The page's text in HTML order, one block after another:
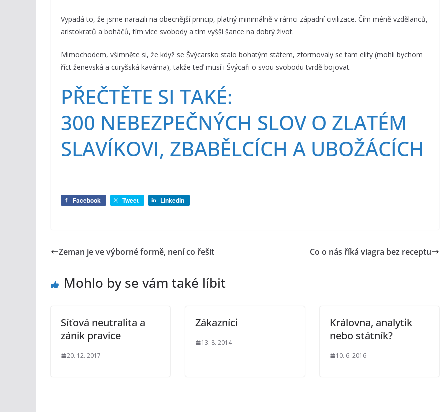
Vypadá to, že jsme narazili na obecnější princip, platný minimálně v rámci západní civilizace. Čím méně vzdělanců,
aristokratů a boháčů, tím více svobody a tím vyšší šance na dobrý život.
Mimochodem, všimněte si, že když se Švýcarsko stalo bohatým státem, zformovaly se tam elity (mohli bychom
říct ženevská a curyšská kavárna), takže teď musí i Švýcaři o svou svobodu tvrdě bojovat.
PŘEČTĚTE SI TAKÉ:
300 NEBEZPEČNÝCH SLOV O ZLATÉM
SLAVÍKOVI, ZBABĚLCÍCH A UBOŽÁCÍCH
Facebook Tweet LinkedIn
Zeman je ve výborné formě, není co řešit Co o nás říká viagra bez receptu
Mohlo by se vám také líbit
Síťová neutralita a
zánik pravice
20. 12. 2017
Zákazníci
13. 8. 2014
Královna, analytik
nebo státník?
10. 6. 2016